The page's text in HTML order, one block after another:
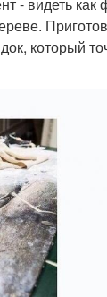
- видеть как
который